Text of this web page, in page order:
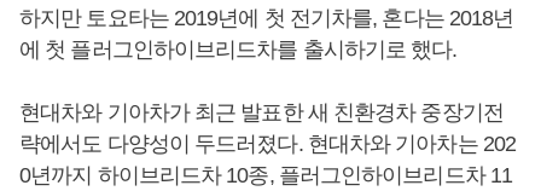
하지만 토요타는 2019년에 첫 전기차를, 혼다는 2018년
에 첫 플러그인하이브리드차를 출시하기로 했다.
현대차와 기아차가 최근 발표한 새 친환경차 중장기전
략에서도 다양성이 두드러졌다. 현대차와 기아차는 202
0년까지 하이브리드차 10종, 플러그인하이브리드차 11